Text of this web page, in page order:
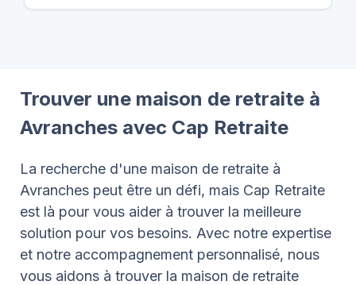
Trouver une maison de retraite à
Avranches avec Cap Retraite
La recherche d'une maison de retraite à
Avranches peut être un défi, mais Cap Retraite
est là pour vous aider à trouver la meilleure
solution pour vos besoins. Avec notre expertise
et notre accompagnement personnalisé, nous
vous aidons à trouver la maison de retraite